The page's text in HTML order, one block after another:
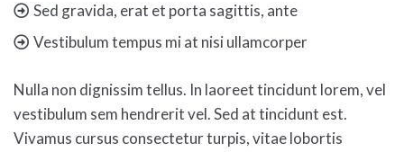
Sed gravida, erat et porta sagittis, ante
Vestibulum tempus mi at nisi ullamcorper
Nulla non dignissim tellus. In laoreet tincidunt lorem, vel
vestibulum sem hendrerit vel. Sed at tincidunt est.
Vivamus cursus consectetur turpis, vitae lobortis